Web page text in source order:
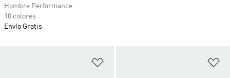
Hombre Performance
10 colores
Envío Gratis